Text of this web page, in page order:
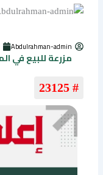
Abdulrahman-admin
# 23125